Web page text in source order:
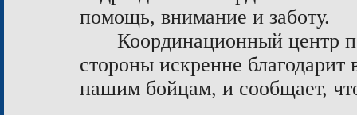
помощь, внимание и заботу.
Координационный центр
стороны искренне
нашим бойцам, и сообщает,